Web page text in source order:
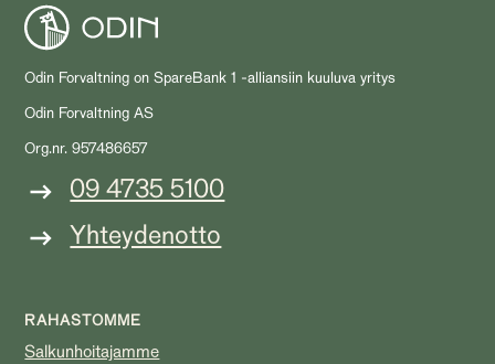
Odin Forvaltning on SpareBank 1 -alliansiin kuuluva yritys
Odin Forvaltning AS
Org.nr. 957486657
09 4735 5100
Yhteydenotto
RAHASTOMME
Salkunhoitajamme